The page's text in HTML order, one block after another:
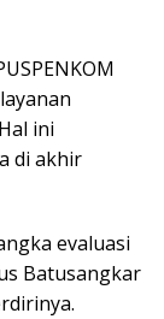
ini
di akhir
evaluasi
Batusangkar